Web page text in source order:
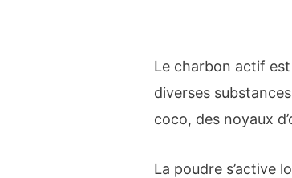
Le charbon actif
diverses
coco, des noyaux
La poudre s’active